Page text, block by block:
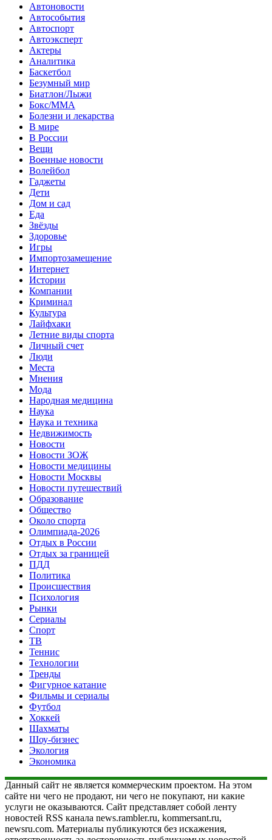
Автоновости
Автособытия
Автоспорт
Автоэксперт
Актеры
Аналитика
Баскетбол
Безумный мир
Биатлон/Лыжи
Бокс/MMA
Болезни и лекарства
В мире
В России
Вещи
Военные новости
Волейбол
Гаджеты
Дети
Дом и сад
Еда
Звёзды
Здоровье
Игры
Импортозамещение
Интернет
Истории
Компании
Криминал
Культура
Лайфхаки
Летние виды спорта
Личный счет
Люди
Места
Мнения
Мода
Народная медицина
Наука
Наука и техника
Недвижимость
Новости
Новости ЗОЖ
Новости медицины
Новости Москвы
Новости путешествий
Образование
Общество
Около спорта
Олимпиада-2026
Отдых в России
Отдых за границей
ПДД
Политика
Происшествия
Психология
Рынки
Сериалы
Спорт
ТВ
Теннис
Технологии
Тренды
Фигурное катание
Фильмы и сериалы
Футбол
Хоккей
Шахматы
Шоу-бизнес
Экология
Экономика
Данный сайт не является коммерческим проектом. На этом
сайте ни чего не продают, ни чего не покупают, ни какие
услуги не оказываются. Сайт представляет собой ленту
новостей RSS канала news.rambler.ru, kommersant.ru,
newsru.com. Материалы публикуются без искажения,